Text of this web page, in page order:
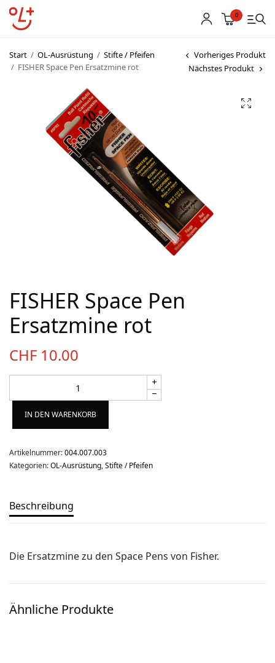
0
Start / OL-Ausrüstung / Stifte / Pfeifen
/ FISHER Space Pen Ersatzmine rot
Vorheriges Produkt
Nächstes Produkt
FISHER Space Pen
Ersatzmine rot
CHF 10.00
IN DEN WARENKORB
Artikelnummer:004.007.003
Kategorien:OL-Ausrüstung,Stifte / Pfeifen
Beschreibung
Die Ersatzmine zu den Space Pens von Fisher.
Ähnliche Produkte
Vereinsbekleidung
Startnummern
Team
Produkt-Kategorien
Bekleidung
Gutscheine / Geschenkideen
Kartenaufnahme
Medizinische Artikel
Schuhe
Uhren / Pulsmesser / GPS